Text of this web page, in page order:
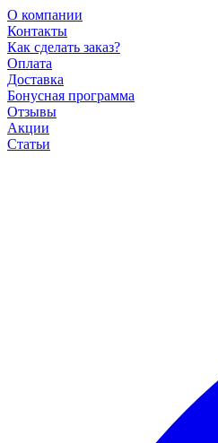
О компании
Контакты
Как сделать заказ?
Оплата
Доставка
Бонусная программа
Отзывы
Акции
Статьи